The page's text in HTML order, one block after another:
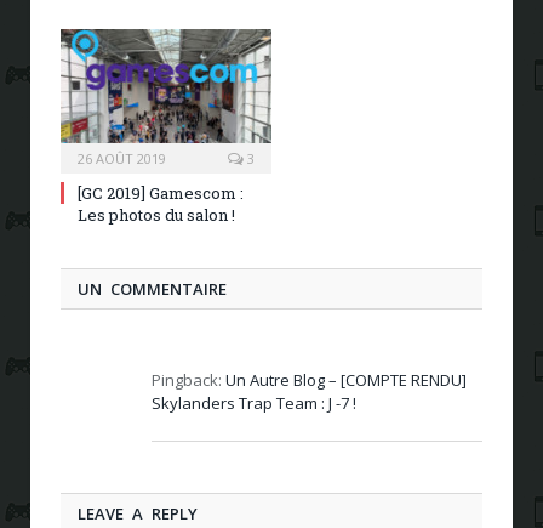
26 AOÛT 2019 3
[GC 2019] Gamescom :
Les photos du salon !
UN COMMENTAIRE
Pingback: Un Autre Blog – [COMPTE RENDU]
Skylanders Trap Team : J -7 !
LEAVE A REPLY